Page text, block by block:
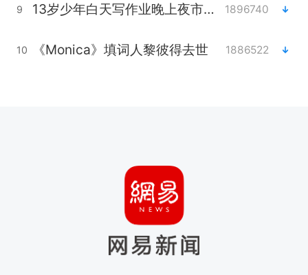
9 13岁少年白天写作业晚上夜市炒粉 1896740
10 《Monica》填词人黎彼得去世 1886522